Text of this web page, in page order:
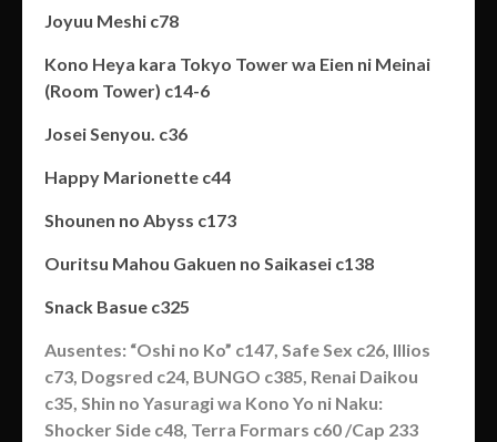
Joyuu Meshi c78
Kono Heya kara Tokyo Tower wa Eien ni Meinai
(Room Tower) c14-6
Josei Senyou. c36
Happy Marionette c44
Shounen no Abyss c173
Ouritsu Mahou Gakuen no Saikasei c138
Snack Basue c325
Ausentes: “Oshi no Ko” c147, Safe Sex c26, Illios
c73, Dogsred c24, BUNGO c385, Renai Daikou
c35, Shin no Yasuragi wa Kono Yo ni Naku:
Shocker Side c48, Terra Formars c60 /Cap 233